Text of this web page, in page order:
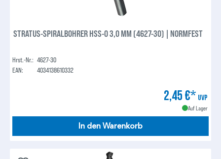
STRATUS-SPIRALBOHRER HSS-O 3,0 MM (4627-30) | NORMFEST
Hrst.-Nr.: 4627-30
EAN:
4034138610332
2,45 €* UVP
Auf Lager
In den Warenkorb